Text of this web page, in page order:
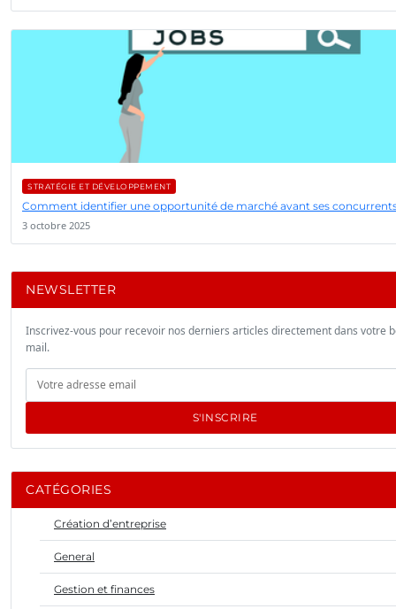
STRATÉGIE ET DÉVELOPPEMENT
Comment identifier une opportunité de marché avant ses
3 octobre 2025
NEWSLETTER
Inscrivez-vous pour recevoir nos derniers articles directement dans votre
mail.
S'INSCRIRE
CATÉGORIES
Création d’entreprise
General
Gestion et finances